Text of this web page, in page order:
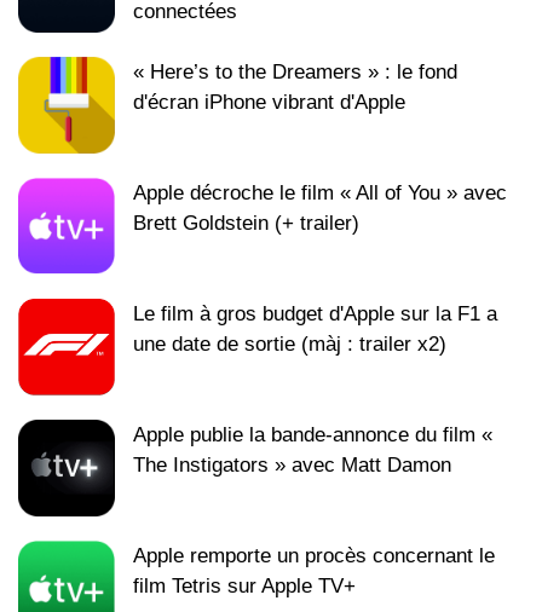
connectées
« Here’s to the Dreamers » : le fond
d'écran iPhone vibrant d'Apple
Apple décroche le film « All of You » avec
Brett Goldstein (+ trailer)
Le film à gros budget d'Apple sur la F1 a
une date de sortie (màj : trailer x2)
Apple publie la bande-annonce du film «
The Instigators » avec Matt Damon
Apple remporte un procès concernant le
film Tetris sur Apple TV+